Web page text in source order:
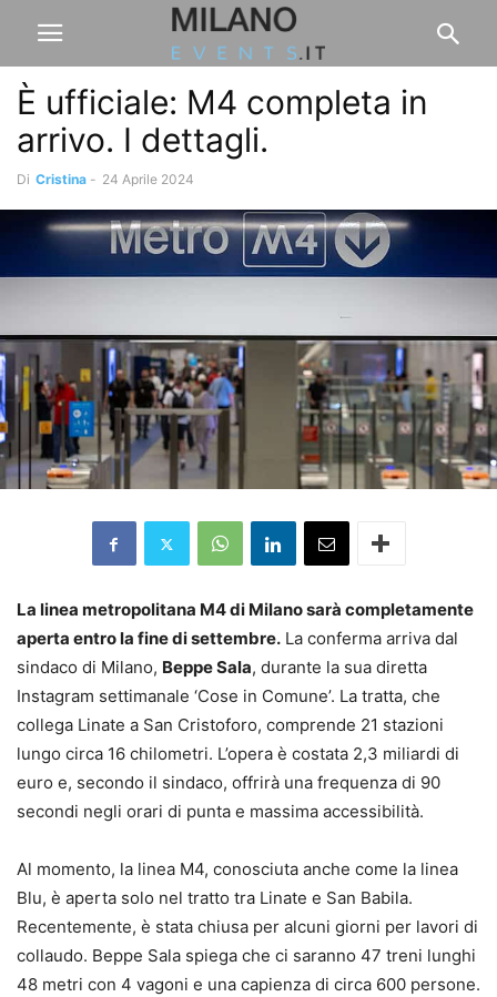
È ufficiale: M4 completa in
arrivo. I dettagli.
Di Cristina - 24 Aprile 2024
La linea metropolitana M4 di Milano sarà completamente
aperta entro la fine di settembre. La conferma arriva dal
sindaco di Milano, Beppe Sala, durante la sua diretta
Instagram settimanale ‘Cose in Comune’. La tratta, che
collega Linate a San Cristoforo, comprende 21 stazioni
lungo circa 16 chilometri. L’opera è costata 2,3 miliardi di
euro e, secondo il sindaco, offrirà una frequenza di 90
secondi negli orari di punta e massima accessibilità.
Al momento, la linea M4, conosciuta anche come la linea
Blu, è aperta solo nel tratto tra Linate e San Babila.
Recentemente, è stata chiusa per alcuni giorni per lavori di
collaudo. Beppe Sala spiega che ci saranno 47 treni lunghi
48 metri con 4 vagoni e una capienza di circa 600 persone.